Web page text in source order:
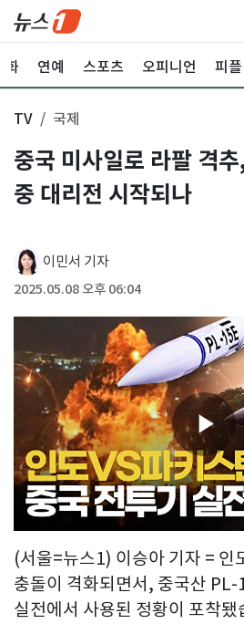
화 연예 스포츠 오피니언 피플
TV 국제
중국 미사일로 라팔 격
중 대리전 시작되나
이민서 기자
2025.05.08 오후 06:04
(서울=뉴스1) 이승아 기자 = 인
충돌이 격화되면서, 중국산 PL-
실전에서 사용된 정황이 포착됐